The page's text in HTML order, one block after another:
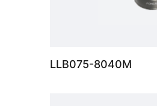
LLB075-8040M